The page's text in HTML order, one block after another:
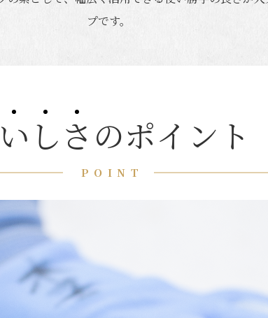
プです。
い しさ のポイント
POINT